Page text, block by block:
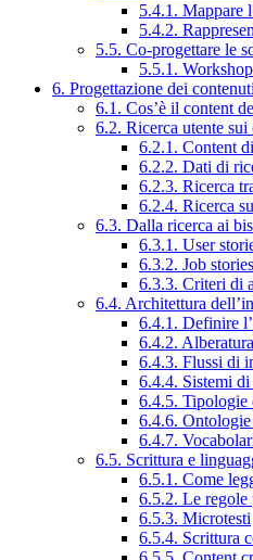
5.4.1. Mappare
5.4.2.
5.5. Co-progettare le
5.5.1.
6. Progettazione dei contenuti
6.1. Cos’è il content
6.2. Ricerca utente
6.2.1. Content
6.2.2. Dati di
6.2.3. Ricerca
6.2.4. Ricerca
6.3. Dalla ricerca ai
6.3.1. User
6.3.2. Job
6.3.3. Criteri di
6.4. Architettura
6.4.1. Definire
6.4.2. Alberatura
6.4.3. Flussi di
6.4.4. Sistemi
6.4.5. Tipologie
6.4.6. Ontologie
6.4.7.
6.5. Scrittura e
6.5.1. Come
6.5.2. Le regole
6.5.3. Microtesti
6.5.4. Scrittura